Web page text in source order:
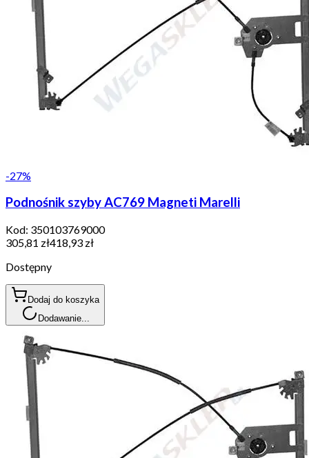
-27%
Podnośnik szyby AC769 Magneti Marelli
Kod: 350103769000
305,81 zł418,93 zł
Dostępny
Dodaj do koszyka
Dodawanie...